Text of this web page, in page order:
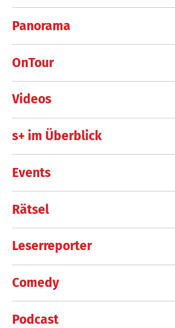
Panorama
OnTour
Videos
s+ im Überblick
Events
Rätsel
Leserreporter
Comedy
Podcast